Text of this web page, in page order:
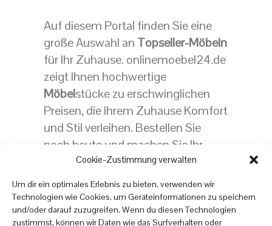
Cookie-Zustimmung verwalten
Um dir ein optimales Erlebnis zu bieten, verwenden wir
Technologien wie Cookies, um Geräteinformationen zu speichern
und/oder darauf zuzugreifen. Wenn du diesen Technologien
zustimmst, können wir Daten wie das Surfverhalten oder
Auf diesem Portal finden Sie eine
große Auswahl an Topseller-Möbeln
für Ihr Zuhause. onlinemoebel24.de
zeigt Ihnen hochwertige
Möbelstücke zu erschwinglichen
Preisen, die Ihrem Zuhause Komfort
und Stil verleihen. Bestellen Sie
noch heute und machen Sie Ihr
Zuhause zu einem Ort, an dem Sie
sich wohlfühlen!